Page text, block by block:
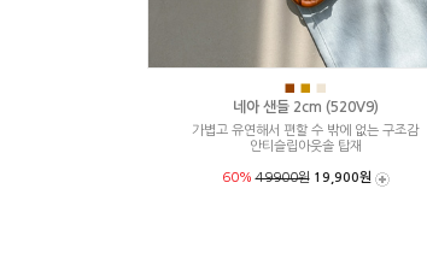
■ ■
네아 샌들 2cm (520V9)
가볍고 유연해서 편할 수 밖에 없는 구조감
안티슬립아웃솔 탑재
60%49900원 19,900원